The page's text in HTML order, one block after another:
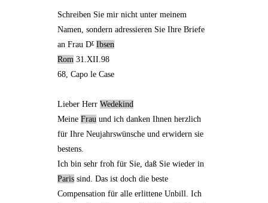
Schreiben Sie mir nicht unter meinem
Namen, sondern adressieren Sie Ihre Briefe
anFrau Dr Ibsen
Rom 31.XII.98
68, Capo le Case
Lieber HerrWedekind
MeineFrau und ich danken Ihnen herzlich
fürIhre Neujahrswünsche und erwidern sie
bestens.
Ich bin sehr froh für Sie, daß Siewieder in
Paris sind. Das ist doch die beste
Compensation füralle erlittene Unbill
. Ich